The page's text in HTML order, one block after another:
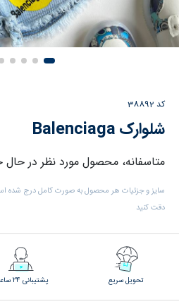
کد 38892
شلوارک Balenciaga
متاسفانه، محصول مورد نظر در
سایز و جزئیات هر محصول به صورت کامل درج شده
دقت کنید
تحویل سریع پشتیبانی 24 ساعته